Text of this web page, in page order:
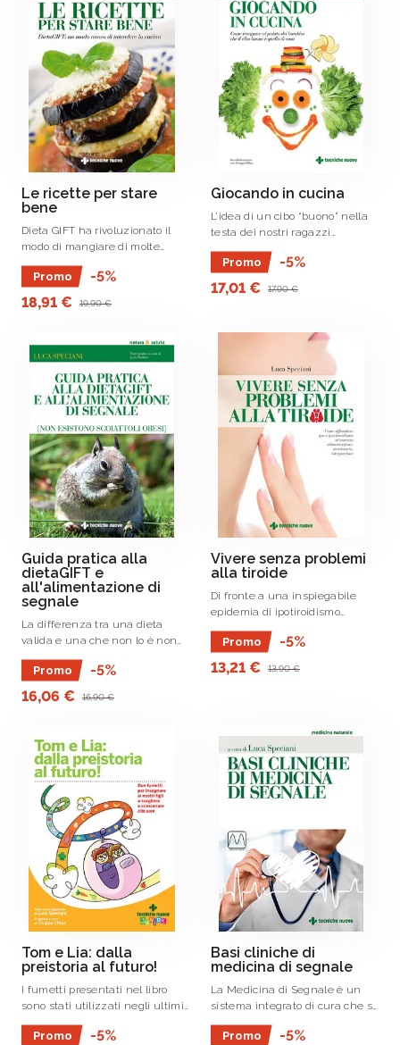
Le ricette per stare
bene
Dieta GIFT ha rivoluzionato il
modo di mangiare di molte
persone, togliendo importanza
al calcolo calorico stretto,
concentrandosi invece sui
segnali ipotalamici di salute e
Promo
-5%
18,91 €
19,90 €
Giocando in cucina
L’idea di un cibo “buono” nella
testa dei nostri ragazzi
dovrebbe idealmente
ricollegarsi ad alimenti sani,
integrali, croccanti, saporiti,
biologici, e comunque non
Promo
-5%
17,01 €
17,90 €
Guida pratica alla
dietaGIFT e
all'alimentazione di
segnale
La differenza tra una dieta
valida e una che non lo è non
sta nella quantità di cibo
consumata, ma nella qualità
dello stesso.
Promo
-5%
16,06 €
16,90 €
Vivere senza problemi
alla tiroide
Di fronte a una inspiegabile
epidemia di ipotiroidismo
sembra ormai impossibile non
trovare qualcuno sotto terapia.
Promo
-5%
13,21 €
13,90 €
Tom e Lia: dalla
preistoria al futuro!
I fumetti presentati nel libro
sono stati utilizzati negli ultimi
tre anni nell’ambito di un
progetto educativo per le scuole
Promo
-5%
Basi cliniche di
medicina di segnale
La Medicina di Segnale è un
sistema integrato di cura che si
basa su alcuni fondamentali
principi.
Promo
-5%